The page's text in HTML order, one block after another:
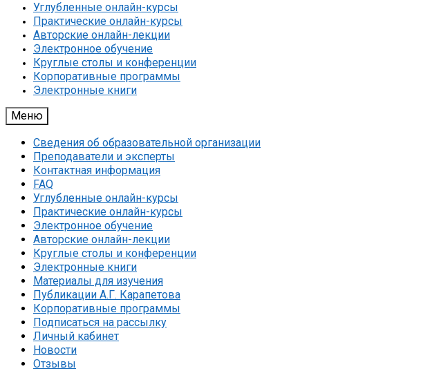
Углубленные онлайн-курсы
Практические онлайн-курсы
Авторские онлайн-лекции
Электронное обучение
Круглые столы и конференции
Корпоративные программы
Электронные книги
Меню
Сведения об образовательной организации
Преподаватели и эксперты
Контактная информация
FAQ
Углубленные онлайн-курсы
Практические онлайн-курсы
Электронное обучение
Авторские онлайн-лекции
Круглые столы и конференции
Электронные книги
Материалы для изучения
Публикации А.Г. Карапетова
Корпоративные программы
Подписаться на рассылку
Личный кабинет
Новости
Отзывы